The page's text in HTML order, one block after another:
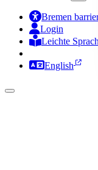
Bremen
Login
Leichte
Zur Deutschen
English